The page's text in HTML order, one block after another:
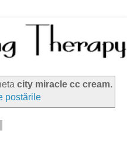
city miracle cc cream.
postările